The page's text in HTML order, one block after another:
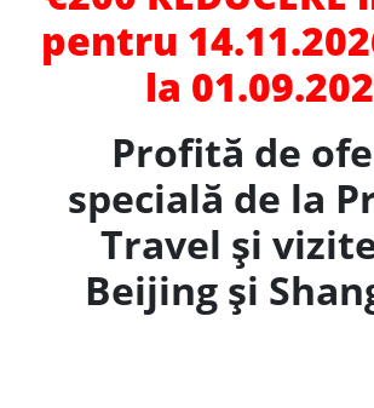
pentru
la
Profită de
specială de la
Travel și
Beijing și